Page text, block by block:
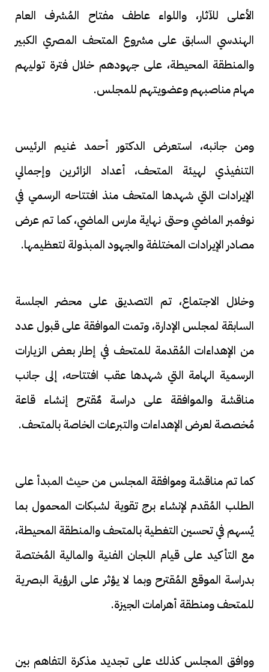
الأعلى للآثار، واللواء عاطف مفتاح المُشرف العام
الهندسي السابق على مشروع المتحف المصري الكبير
والمنطقة المحيطة، على جهودهم خلال فترة توليهم
مهام مناصبهم وعضويتهم للمجلس.
ومن جانبه، استعرض الدكتور أحمد غنيم الرئيس
التنفيذي لهيئة المتحف، أعداد الزائرين وإجمالي
الإيرادات التي شهدها المتحف منذ افتتاحه الرسمي في
نوفمبر الماضي وحتى نهاية مارس الماضي، كما تم عرض
مصادر الإيرادات المختلفة والجهود المبذولة لتعظيمها.
وخلال الاجتماع، تم التصديق على محضر الجلسة
السابقة لمجلس الإدارة، وتمت الموافقة على قبول عدد
من الإهداءات المُقدمة للمتحف في إطار بعض الزيارات
الرسمية الهامة التي شهدها عقب افتتاحه، إلى جانب
مناقشة والموافقة على دراسة مٌقترح إنشاء قاعة
مُخصصة لعرض الإهداءات والتبرعات الخاصة بالمتحف.
كما تم مناقشة وموافقة المجلس من حيث المبدأ على
الطلب المُقدم لإنشاء برج تقوية لشبكات المحمول بما
يُسهم في تحسين التغطية بالمتحف والمنطقة المحيطة،
مع التأكيد على قيام اللجان الفنية والمالية المُختصة
بدراسة الموقع المُقترح وبما لا يؤثر على الرؤية البصرية
للمتحف ومنطقة أهرامات الجيزة.
ووافق المجلس كذلك على تجديد مذكرة التفاهم بين